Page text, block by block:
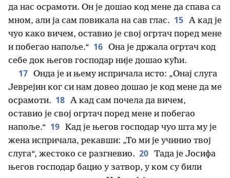
да нас осрамоти. Он је дошао код мене да спава са
мном, али ја сам повикала на сав глас. 15 А кад је
чуо како вичем, оставио је свој огртач поред мене
и побегао напоље.“ 16 Она је држала огртач код
себе док његов господар није дошао кући.
17 Онда је и њему испричала исто: „Онај слуга
Јеврејин ког си нам довео дошао је код мене да ме
осрамоти. 18 А кад сам почела да вичем,
оставио је свој огртач поред мене и побегао
напоље.“ 19 Кад је његов господар чуо шта му је
жена испричала, рекавши: „То ми је учинио твој
слуга“, жестоко се разгневио. 20 Тада је Јосифа
његов господар бацио у затвор, у ком су били